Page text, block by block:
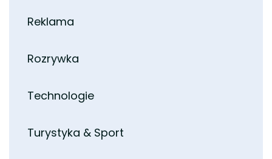
Reklama
Rozrywka
Technologie
Turystyka & Sport